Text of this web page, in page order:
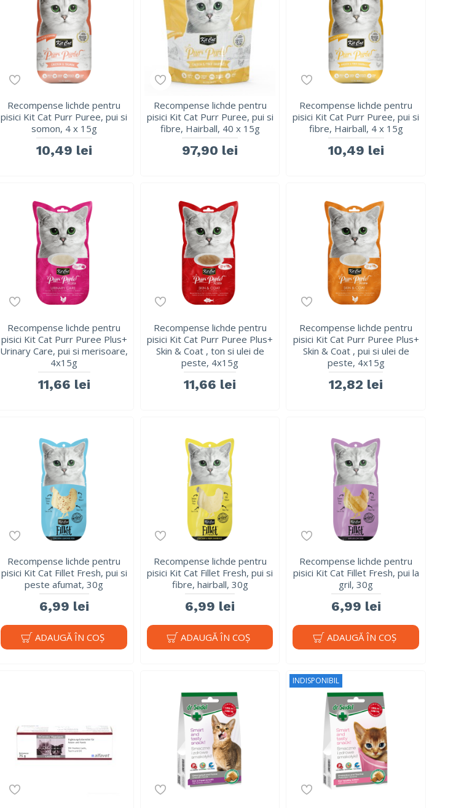
Recompense lichde pentru
pisici Kit Cat Purr Puree, pui si
somon, 4 x 15g
10,49 lei
Recompense lichde pentru
pisici Kit Cat Purr Puree, pui si
fibre, Hairball, 40 x 15g
97,90 lei
Recompense lichde pentru
pisici Kit Cat Purr Puree, pui si
fibre, Hairball, 4 x 15g
10,49 lei
Recompense lichde pentru
pisici Kit Cat Purr Puree Plus+
Urinary Care, pui si merisoare,
4x15g
11,66 lei
Recompense lichde pentru
pisici Kit Cat Purr Puree Plus+
Skin & Coat , ton si ulei de
peste, 4x15g
11,66 lei
Recompense lichde pentru
pisici Kit Cat Purr Puree Plus+
Skin & Coat , pui si ulei de
peste, 4x15g
12,82 lei
Recompense lichde pentru
pisici Kit Cat Fillet Fresh, pui si
peste afumat, 30g
6,99 lei
ADAUGĂ ÎN COŞ
Recompense lichde pentru
pisici Kit Cat Fillet Fresh, pui si
fibre, hairball, 30g
6,99 lei
ADAUGĂ ÎN COŞ
Recompense lichde pentru
pisici Kit Cat Fillet Fresh, pui la
gril, 30g
6,99 lei
ADAUGĂ ÎN COŞ
INDISPONIBIL